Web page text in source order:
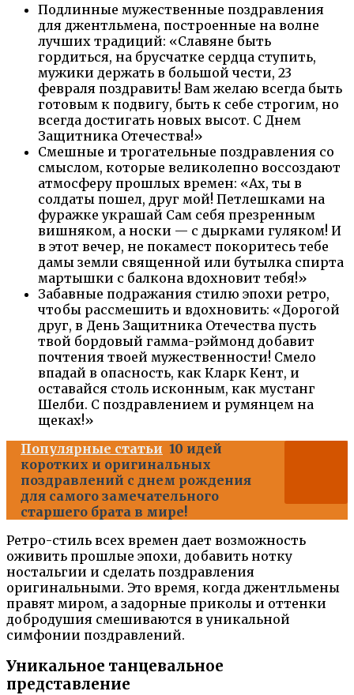
Подлинные мужественные поздравления
для джентльмена, построенные на волне
лучших традиций: «Славяне быть
гордиться, на брусчатке сердца ступить,
мужики держать в большой чести, 23
февраля поздравить! Вам желаю всегда быть
готовым к подвигу, быть к себе строгим, но
всегда достигать новых высот. С Днем
Защитника Отечества!»
Смешные и трогательные поздравления со
смыслом, которые великолепно воссоздают
атмосферу прошлых времен: «Ах, ты в
солдаты пошел, друг мой! Петлешками на
фуражке украшай Сам себя презренным
вишняком, а носки — с дырками гуляком! И
в этот вечер, не покамест покоритесь тебе
дамы земли священной или бутылка спирта
мартышки с балкона вдохновит тебя!»
Забавные подражания стилю эпохи ретро,
чтобы рассмешить и вдохновить: «Дорогой
друг, в День Защитника Отечества пусть
твой бордовый гамма-рэймонд добавит
почтения твоей мужественности! Смело
впадай в опасность, как Кларк Кент, и
оставайся столь исконным, как мустанг
Шелби. С поздравлением и румянцем на
щеках!»
Популярные статьи 10 идей
коротких и оригинальных
поздравлений с днем рождения
для самого замечательного
старшего брата в мире!
Ретро-стиль всех времен дает возможность
оживить прошлые эпохи, добавить нотку
ностальгии и сделать поздравления
оригинальными. Это время, когда джентльмены
правят миром, а задорные приколы и оттенки
добродушия смешиваются в уникальной
симфонии поздравлений.
Уникальное танцевальное
представление